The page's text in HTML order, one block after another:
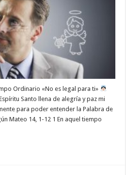
Ordinario «No es legal para ti»
Santo llena de alegría y paz mi
para poder entender la Palabra de
Mateo 14, 1-12 1 En aquel tiempo